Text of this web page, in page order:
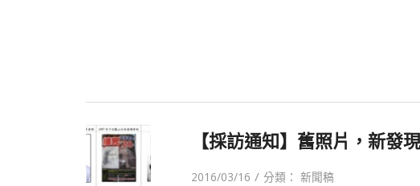
【採訪通知】舊照片，新發
2016/03/16 / 分類： 新聞稿